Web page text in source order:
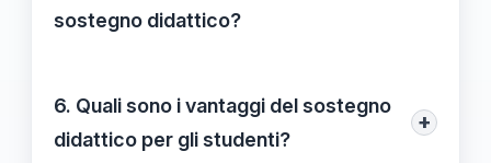
educative aiuta a creare un ambiente di
sostegno didattico?
di aggiornamento e formazione specifica
sul sostegno didattico per apprendere
6. Quali sono i vantaggi del sostegno
didattico per gli studenti?
+